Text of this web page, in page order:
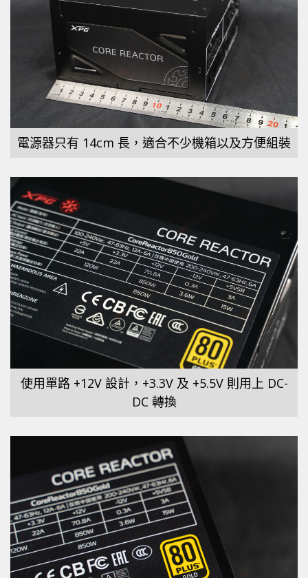
電源器只有 14cm 長，適合不少機箱以及方便組裝
使用單路 +12V 設計，+3.3V 及 +5.5V 則用上 DC-
DC 轉換